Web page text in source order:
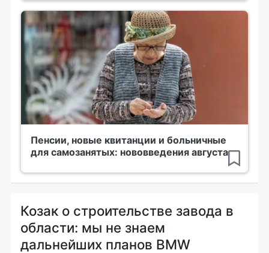
Пенсии, новые квитанции и больничные
для самозанятых: нововведения августа
Козак о строительстве завода в
области: мы не знаем
дальнейших планов BMW